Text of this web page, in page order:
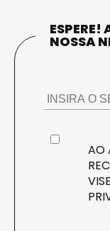
ESPERE!
NOSSA
AO